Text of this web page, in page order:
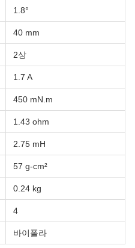
1.8°
40 mm
2상
1.7 A
450 mN.m
1.43 ohm
2.75 mH
57 g-cm²
0.24 kg
4
바이폴라